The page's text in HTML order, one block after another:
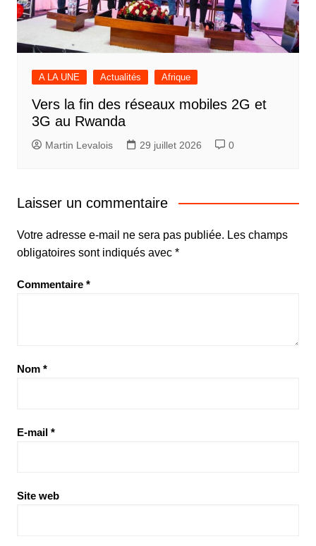
A LA UNE Actualités Afrique
Vers la fin des réseaux mobiles 2G et
3G au Rwanda
Martin Levalois 29 juillet 2026 0
Laisser un commentaire
Votre adresse e-mail ne sera pas publiée. Les champs
obligatoires sont indiqués avec *
Commentaire *
Nom *
E-mail *
Site web